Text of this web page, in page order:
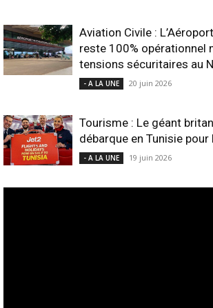
Aviation Civile :
reste 100% opérationnel
tensions sécuritaires au
- A LA UNE 20 juin 2026
Tourisme : Le géant
débarque en Tunisie pour
- A LA UNE 19 juin 2026